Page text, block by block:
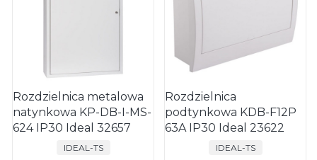
Rozdzielnica metalowa
natynkowa KP-DB-I-MS-
624 IP30 Ideal 32657
PRODUCENT
IDEAL-TS
Rozdzielnica
podtynkowa KDB-F12P
63A IP30 Ideal 23622
PRODUCENT
IDEAL-TS